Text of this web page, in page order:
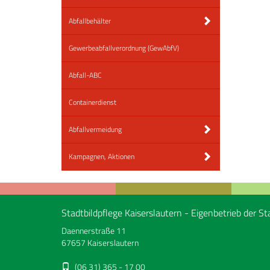
Abfallbehälter
Gewerbeabfallverordnung (GewAbfV)
Abfall-ABC
Containerdienst
Abfallvermeidung
Kampagnen, Aktionen
Stadtbildpflege Kaiserslautern - Eigenbetrieb der
Daennerstraße 11
67657 Kaiserslautern
(06 31) 365 - 17 00